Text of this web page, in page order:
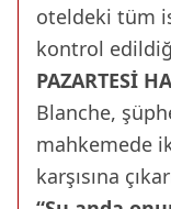
oteldeki tüm
kontrol
PAZARTESİ
Blanche,
mahkemede
karşısına